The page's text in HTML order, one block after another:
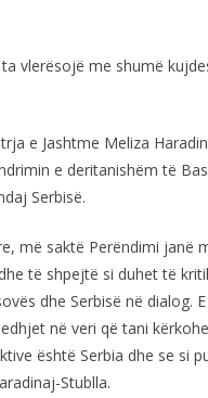
vlerësojë me shumë
e Jashtme Meliza
e deritanishëm të
Serbisë.
më saktë Perëndimi
të shpejtë si duhet të
dhe Serbisë në
në veri që tani
është Serbia dhe se si
Stublla.